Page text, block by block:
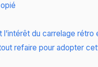
l’intérêt du carrelage rétro
refaire pour adopter